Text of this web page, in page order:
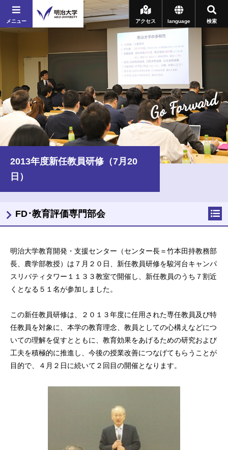
メニュー 検索
language
アクセス
Go Forward
2013年度新任教員研修（7月20
日）
明治大学教育開発・支援センター（センター長＝竹本田持教務部
長、農学部教授）は７月２０日、新任教員研修を駿河台キャンパ
スリバティタワー１１３３教室で開催し、新任教員のうち７割近
くとなる５１名が参加しました。
この新任教員研修は、２０１３年度に任用された専任教員及び特
任教員を対象に、本学の教育理念、教員としての心構えなどにつ
いての理解を促すとともに、教育効果をあげるための研究および
工夫を積極的に推進し、今後の授業改善につなげてもらうことが
目的で、４月２日に続いて２回目の開催となります。
FD･教育評価専門部会